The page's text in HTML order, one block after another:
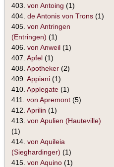
403. von Antoing (1)
404. de Antonis von Trons (1)
405. von Antringen
(Entringen) (1)
406. von Anweil (1)
407. Apfel (1)
408. Apotheker (2)
409. Appiani (1)
410. Applegate (1)
411. von Apremont (5)
412. Aprilin (1)
413. von Apulien (Hauteville)
(1)
414. von Aquileia
(Sieghardinger) (1)
415. von Aquino (1)